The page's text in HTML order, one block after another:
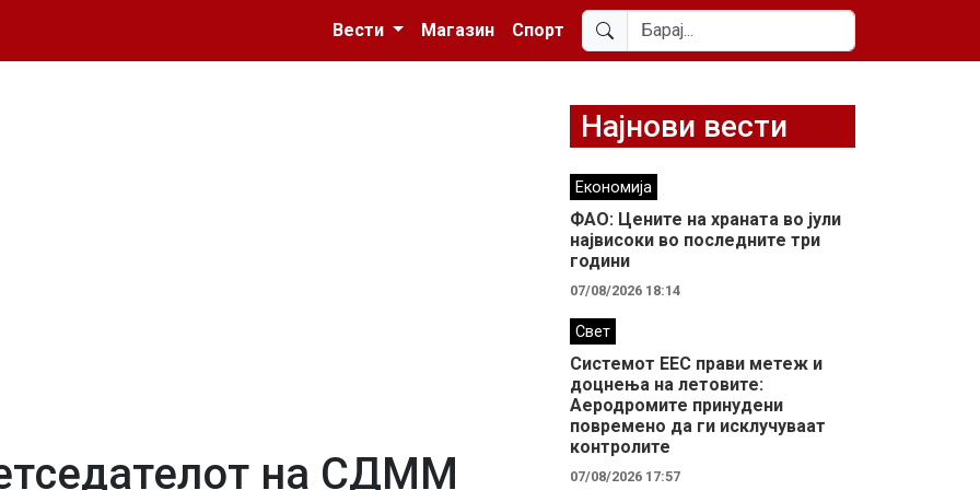
Вести
Магазин Спорт
на СДММ
Најнови вести
Економија
ФАО: Цените на храната во јули
највисоки во последните три
години
07/08/2026 18:14
Свет
Системот ЕЕС прави метеж и
доцнења на летовите:
Аеродромите принудени
повремено да ги исклучуваат
контролите
07/08/2026 17:57